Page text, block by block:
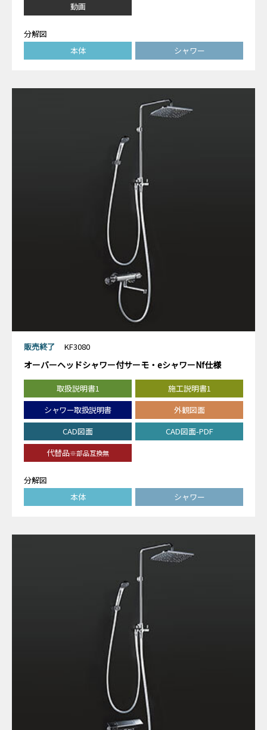
動画
分解図
本体
シャワー
販売終了 KF3080
オーバーヘッドシャワー付サーモ・eシャワーNf仕様
取扱説明書1
施工説明書1
シャワー取扱説明書
外観図面
CAD図面
CAD図面-PDF
代替品※部品互換無
分解図
本体
シャワー